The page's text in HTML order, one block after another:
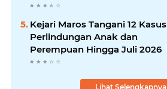
Kejari Maros Tangani 12 Kasus
Perlindungan Anak dan
Perempuan Hingga Juli 2026
Lihat Selengkapnya